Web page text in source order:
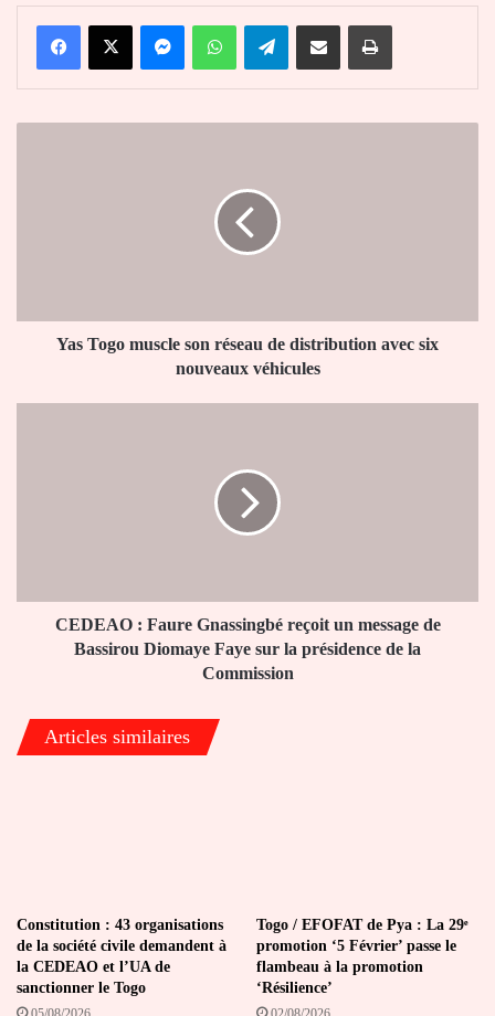
FacebookX MessengerWhatsAppTelegramPartager par email Imprimer
six
nouveauxYas Togo muscle son réseau de distribution avec six
nouveaux véhicules
Bassirou
Diomaye
présidence
de
CEDEAO : Faure Gnassingbé reçoit un message de
Bassirou Diomaye Faye sur la présidence de la
Commission
Articles similaires
Constitution : 43 organisations
de la société civile demandent à
la CEDEAO et l’UA de
sanctionner le Togo
Togo / EFOFAT de Pya : La 29ᵉ
promotion ‘5 Février’ passe le
flambeau à la promotion
‘Résilience’